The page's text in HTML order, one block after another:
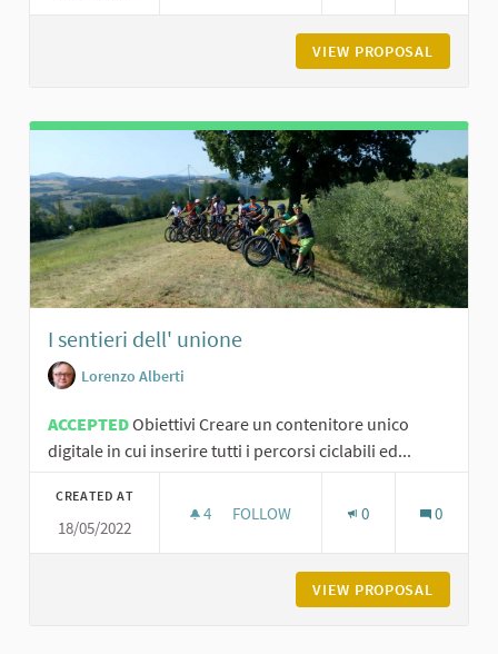
VIEW PROPOSAL
I sentieri dell' unione
Lorenzo Alberti
ACCEPTEDObiettivi Creare un contenitore unico
digitale in cui inserire tutti i percorsi ciclabili ed...
CREATED AT
18/05/2022
4 4 FOLLOWERS
FOLLOW 0 0
VIEW PROPOSAL